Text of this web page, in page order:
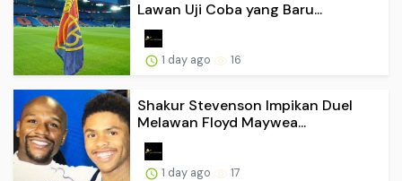
Lawan Uji Coba yang Baru...
1 day ago 16
Shakur Stevenson Impikan Duel
Melawan Floyd Maywea...
1 day ago 17